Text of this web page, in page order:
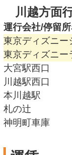
川越方面
運行会社/停留
東京ディズニー
東京ディズニ
大宮駅西口
川越駅西口
本川越駅
札の辻
神明町車庫